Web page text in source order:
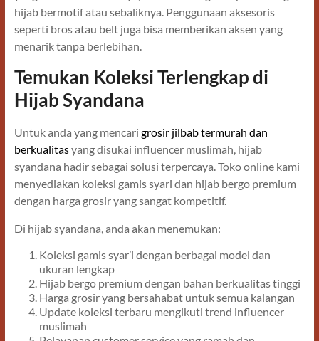
hijab bermotif atau sebaliknya. Penggunaan aksesoris
seperti bros atau belt juga bisa memberikan aksen yang
menarik tanpa berlebihan.
Temukan Koleksi Terlengkap di
Hijab Syandana
Untuk anda yang mencari grosir jilbab termurah dan
berkualitasyang disukai influencer muslimah, hijab
syandana hadir sebagai solusi terpercaya. Toko online kami
menyediakan koleksi gamis syari dan hijab bergo premium
dengan harga grosir yang sangat kompetitif.
Di hijab syandana, anda akan menemukan:
Koleksi gamis syar’i dengan berbagai model dan
ukuran lengkap
Hijab bergo premium dengan bahan berkualitas tinggi
Harga grosir yang bersahabat untuk semua kalangan
Update koleksi terbaru mengikuti trend influencer
muslimah